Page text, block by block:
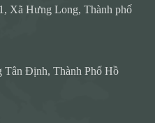
Xã Hưng Long, Thành phố
Tân Định, Thành Phố Hồ